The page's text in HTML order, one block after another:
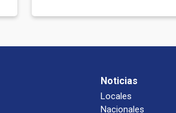
Noticias
Locales
Nacionales